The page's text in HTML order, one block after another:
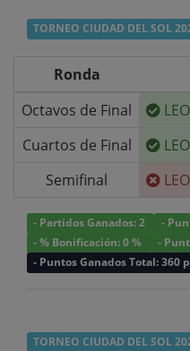
TORNEO CIUDAD DEL SOL
Ronda
Octavos de Final
Cuartos de Final
Semifinal
- Partidos Ganados: 2
-
- % Bonificación: 0 %
-
- Puntos Ganados Total: 360
TORNEO CIUDAD DEL SOL